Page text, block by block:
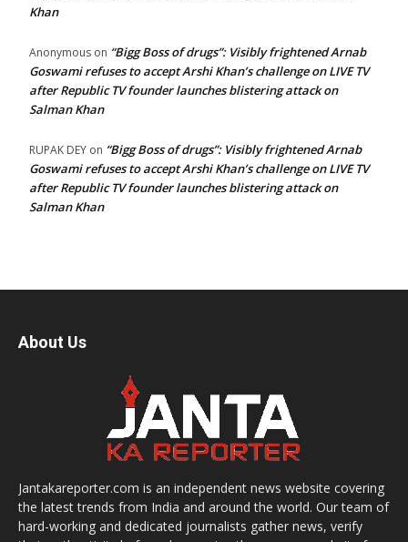
Khan
Anonymous on “Bigg Boss of drugs”: Visibly frightened Arnab
Goswami refuses to accept Arshi Khan’s challenge on LIVE TV
after Republic TV founder launches blistering attack on
Salman Khan
RUPAK DEY on “Bigg Boss of drugs”: Visibly frightened Arnab
Goswami refuses to accept Arshi Khan’s challenge on LIVE TV
after Republic TV founder launches blistering attack on
Salman Khan
About Us
Jantakareporter.com is an independent news website covering
the latest trends from India and around the world. Our team of
hard-working and dedicated journalists gather news, verify